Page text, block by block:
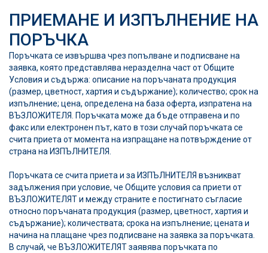
ПРИЕМАНЕ И ИЗПЪЛНЕНИЕ НА
ПОРЪЧКА
Поръчката се извършва чрез попълване и подписване на
заявка, която представлява неразделна част от Общите
Условия и съдържа: описание на поръчаната продукция
(размер, цветност, хартия и съдържание); количество; срок на
изпълнение; цена, определена на база оферта, изпратена на
ВЪЗЛОЖИТЕЛЯ. Поръчката може да бъде отправена и по
факс или електронен път, като в този случай поръчката се
счита приета от момента на изпращане на потвърждение от
страна на ИЗПЪЛНИТЕЛЯ.
Поръчката се счита приета и за ИЗПЪЛНИТЕЛЯ възникват
задължения при условие, че Общите условия са приети от
ВЪЗЛОЖИТЕЛЯТ и между страните е постигнато съгласие
относно поръчаната продукция (размер, цветност, хартия и
съдържание); количествата; срока на изпълнение; цената и
начина на плащане чрез подписване на заявка за поръчката.
В случай, че ВЪЗЛОЖИТЕЛЯТ заявява поръчката по